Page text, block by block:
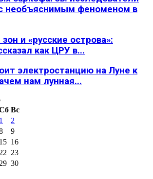
необъяснимым феноменом в
и «русские острова»:
как ЦРУ в...
электростанцию на Луне к
нам лунная...
Вс
1
2
9
15 16
23
30